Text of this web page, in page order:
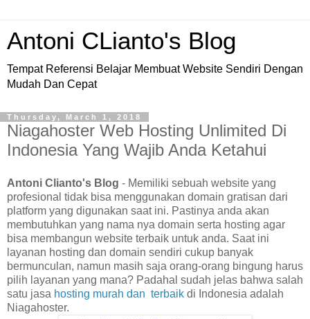
Antoni CLianto's Blog
Tempat Referensi Belajar Membuat Website Sendiri Dengan
Mudah Dan Cepat
Thursday, March 1, 2018
Niagahoster Web Hosting Unlimited Di
Indonesia Yang Wajib Anda Ketahui
Antoni Clianto's Blog - Memiliki sebuah website yang
profesional tidak bisa menggunakan domain gratisan dari
platform yang digunakan saat ini. Pastinya anda akan
membutuhkan yang nama nya domain serta hosting agar
bisa membangun website terbaik untuk anda. Saat ini
layanan hosting dan domain sendiri cukup banyak
bermunculan, namun masih saja orang-orang bingung harus
pilih layanan yang mana? Padahal sudah jelas bahwa salah
satu jasa hosting murah dan terbaik di Indonesia adalah
Niagahoster.